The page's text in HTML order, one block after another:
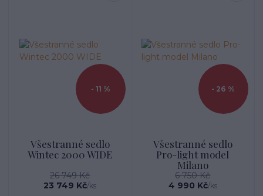
- 11 %
Všestranné sedlo
Wintec 2000 WIDE
26 749 Kč
23 749 Kč/ks
- 26 %
Všestranné sedlo
Pro-light model
Milano
6 750 Kč
4 990 Kč/ks